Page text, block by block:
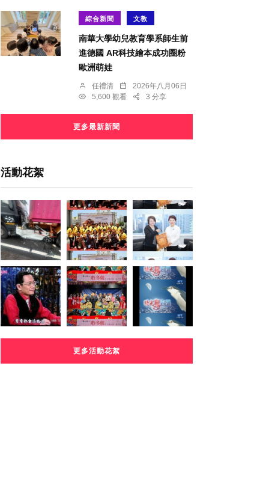
綜合新聞 文教
南華大學幼兒教育學系師生前
進德國 AR科技繪本成功圈粉
歐洲萌娃
任禮清
2026年八月06日
5,600 觀看
3 分享
更多最新新聞
活動花絮
更多活動花絮